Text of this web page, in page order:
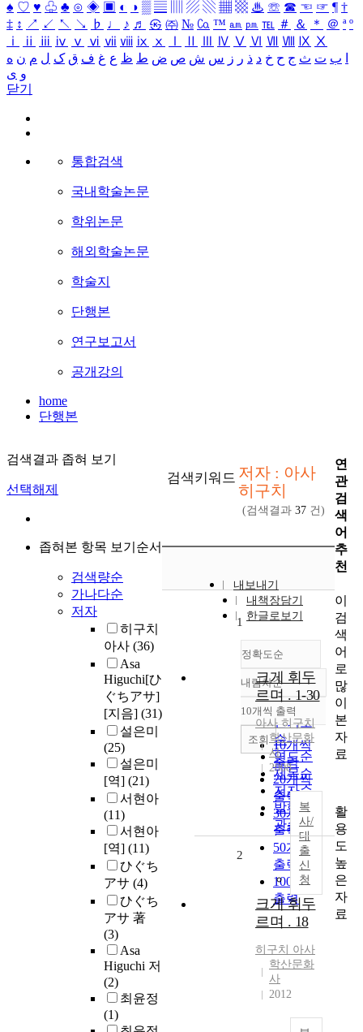
♠ ♡ ♥ ♧ ♣ ⊙ ◈ ▣ ◐ ◑ ▒ ▤ ▨ ▧ ▦ ▩ ♨ ☏ ☎ ☜ ☞ ¶ †
‡ ↕ ↗ ↙ ↖ ↘ ♭ ♩ ♪ ♬ ㉿ ㈜ № ㏇ ™ ㏂ ㏘ ℡ ＃ ＆ ＊ ＠ ª º
ⅰ
ⅱ ⅲ ⅳ ⅴ ⅵ ⅶ ⅷ ⅸ ⅹ Ⅳ Ⅴ Ⅵ Ⅶ Ⅷ Ⅸ Ⅹ
ب ت ث ج ح خ د ذ ر ز س ش ص ض ط ظ ع غ ف ق ک ل م ن ه
و ی
닫기
통합검색
국내학술논문
학위논문
해외학술논문
학술지
단행본
연구보고서
공개강의
home
단행본
검색결과 좁혀 보기
선택해제
좁혀본 항목 보기순서
검색량순
가나다순
저자
히구치
아사 (36)
Asa
Higuchi[ひ
ぐちアサ]
[지음] (31)
설은미
(25)
설은미
[역] (21)
서현아
(11)
서현아
[역] (11)
ひぐち
アサ (4)
ひぐち
アサ 著
(3)
Asa
Higuchi 저
(2)
최윤정
(1)
검색키워드 저자 : 아사
히구치
(검색결과 37 건)
내보내기
내책장담기
한글로보기
정확도순
정확도
순
인기도
순
연도순
제목순
저자순
발행기
관순
내림차순
내림차순
10개씩 출력
10개씩
출력
20개씩
출력
30개씩
출력
50개씩
출력
100개씩
출력
조회
1
크게 휘두
르며 . 1-30
아사 히구치
학산문화
사
2008
복
사/
대
출
신
청
2
크게 휘두
르며 . 18
히구치
아사
학산문화
사
2012
연
관
검
색
어
추
천
이
검
색
어
로
많
이
본
자
료
활
용
도
높
은
자
료